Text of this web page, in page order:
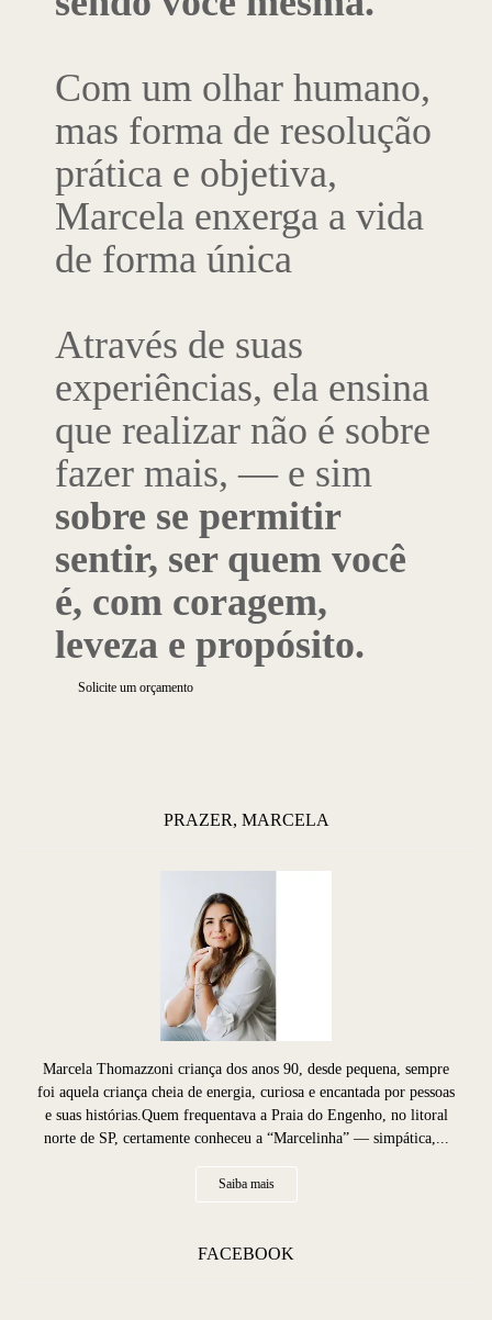
Com um olhar humano,
mas forma de resolução
prática e objetiva,
Marcela enxerga a vida
de forma única
Através de suas
experiências, ela ensina
que realizar não é sobre
fazer mais, — e sim
sobre se permitir
sentir, ser quem você
é, com coragem,
leveza e propósito.
Solicite um orçamento
PRAZER, MARCELA
Marcela Thomazzoni criança dos anos 90, desde pequena, sempre
foi aquela criança cheia de energia, curiosa e encantada por pessoas
e suas histórias.Quem frequentava a Praia do Engenho, no litoral
norte de SP, certamente conheceu a “Marcelinha” — simpática,...
Saiba mais
FACEBOOK